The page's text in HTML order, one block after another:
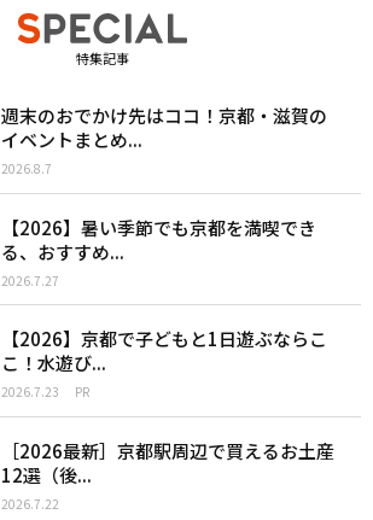
特集記事
週末のおでかけ先はココ！京都・滋賀の
イベントまとめ...
2026.8.7
【2026】暑い季節でも京都を満喫でき
る、おすすめ...
2026.7.27
【2026】京都で子どもと1日遊ぶならこ
こ！水遊び...
2026.7.23 PR
［2026最新］京都駅周辺で買えるお土産
12選（後...
2026.7.22